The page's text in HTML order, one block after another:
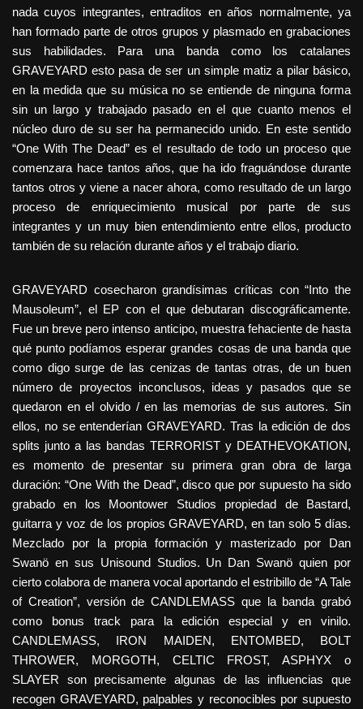
nada cuyos integrantes, entraditos en años normalmente, ya
han formado parte de otros grupos y plasmado en grabaciones
sus habilidades. Para una banda como los catalanes
GRAVEYARD esto pasa de ser un simple matiz a pilar básico,
en la medida que su música no se entiende de ninguna forma
sin un largo y trabajado pasado en el que cuanto menos el
núcleo duro de su ser ha permanecido unido. En este sentido
“One With The Dead” es el resultado de todo un proceso que
comenzara hace tantos años, que ha ido fraguándose durante
tantos otros y viene a nacer ahora, como resultado de un largo
proceso de enriquecimiento musical por parte de sus
integrantes y un muy bien entendimiento entre ellos, producto
también de su relación durante años y el trabajo diario.
GRAVEYARD cosecharon grandísimas críticas con “Into the
Mausoleum”, el EP con el que debutaran discográficamente.
Fue un breve pero intenso anticipo, muestra fehaciente de hasta
qué punto podíamos esperar grandes cosas de una banda que
como digo surge de las cenizas de tantas otras, de un buen
número de proyectos inconclusos, ideas y pasados que se
quedaron en el olvido / en las memorias de sus autores. Sin
ellos, no se entenderían GRAVEYARD. Tras la edición de dos
splits junto a las bandas TERRORIST y DEATHEVOKATION,
es momento de presentar su primera gran obra de larga
duración: “One With the Dead”, disco que por supuesto ha sido
grabado en los Moontower Studios propiedad de Bastard,
guitarra y voz de los propios GRAVEYARD, en tan solo 5 días.
Mezclado por la propia formación y masterizado por Dan
Swanö en sus Unisound Studios. Un Dan Swanö quien por
cierto colabora de manera vocal aportando el estribillo de “A Tale
of Creation”, versión de CANDLEMASS que la banda grabó
como bonus track para la edición especial y en vinilo.
CANDLEMASS, IRON MAIDEN, ENTOMBED, BOLT
THROWER, MORGOTH, CELTIC FROST, ASPHYX o
SLAYER son precisamente algunas de las influencias que
recogen GRAVEYARD, palpables y reconocibles por supuesto